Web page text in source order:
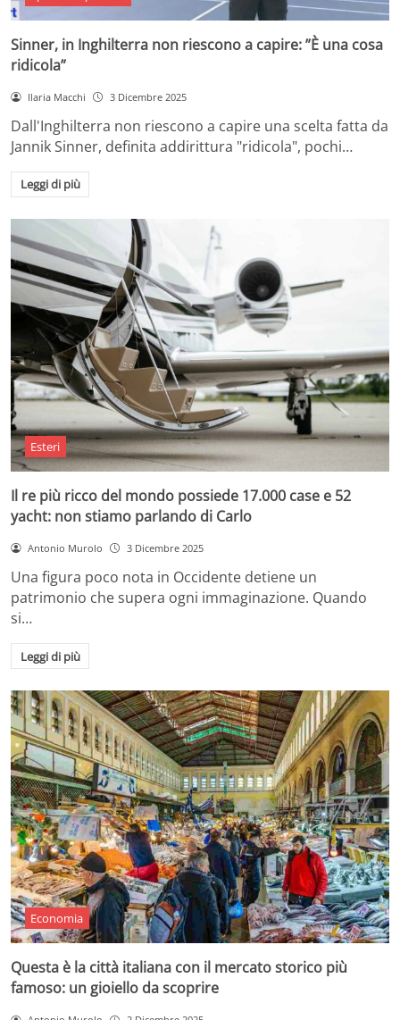
Sinner, in Inghilterra non riescono a capire: ”È una cosa
ridicola”
Ilaria Macchi 3 Dicembre 2025
Dall'Inghilterra non riescono a capire una scelta fatta da
Jannik Sinner, definita addirittura "ridicola", pochi…
Leggi di più
Esteri
Il re più ricco del mondo possiede 17.000 case e 52
yacht: non stiamo parlando di Carlo
Antonio Murolo 3 Dicembre 2025
Una figura poco nota in Occidente detiene un
patrimonio che supera ogni immaginazione. Quando
si…
Leggi di più
Economia
Questa è la città italiana con il mercato storico più
famoso: un gioiello da scoprire